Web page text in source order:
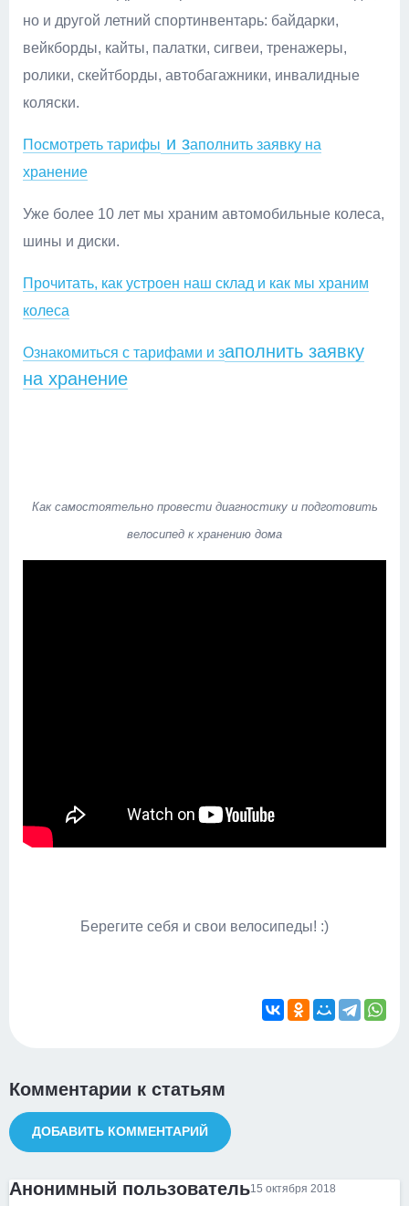
но и другой летний спортинвентарь: байдарки,
вейкборды, кайты, палатки, сигвеи, тренажеры,
ролики, скейтборды, автобагажники, инвалидные
коляски.
Посмотреть тарифы и заполнить заявку на
хранение
Уже более 10 лет мы храним автомобильные колеса,
шины и диски.
Прочитать, как устроен наш склад и как мы храним
колеса
Ознакомиться с тарифами и заполнить заявку
на хранение
Как самостоятельно провести диагностику и подготовить
велосипед к хранению дома
Берегите себя и свои велосипеды! :)
Комментарии к статьям
ДОБАВИТЬ КОММЕНТАРИЙ
Анонимный пользователь15 октября 2018